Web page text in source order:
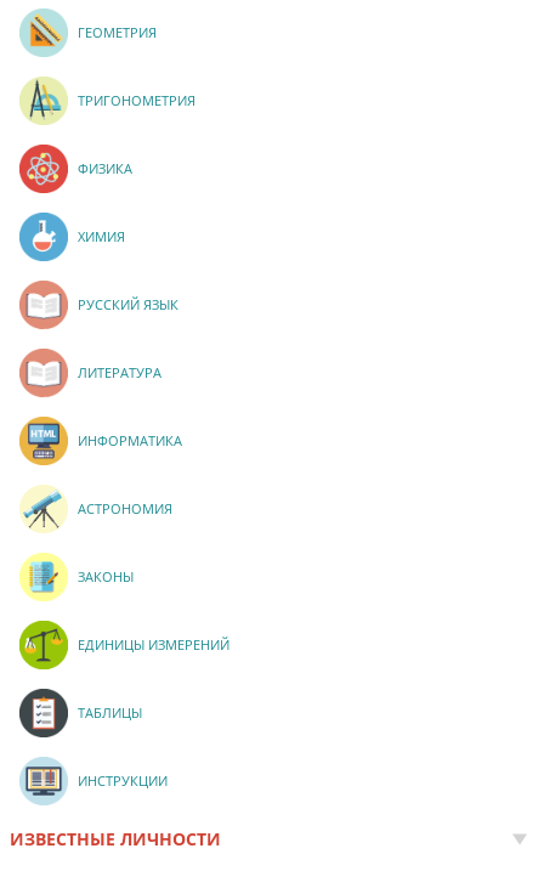
ГЕОМЕТРИЯ
ТРИГОНОМЕТРИЯ
ФИЗИКА
ХИМИЯ
РУССКИЙ ЯЗЫК
ЛИТЕРАТУРА
ИНФОРМАТИКА
АСТРОНОМИЯ
ЗАКОНЫ
ЕДИНИЦЫ ИЗМЕРЕНИЙ
ТАБЛИЦЫ
ИНСТРУКЦИИ
ИЗВЕСТНЫЕ ЛИЧНОСТИ